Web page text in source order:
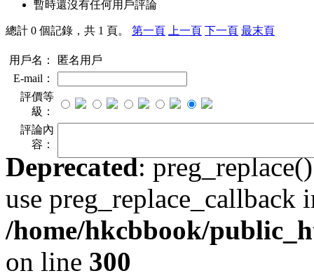
暫時還沒有任何用戶評論
總計 0 個記錄，共 1 頁。 第一頁 上一頁 下一頁 最末頁
用戶名：
匿名用戶
E-mail：
評價等
級：
評論內
容：
Deprecated:
use preg_replace_callback
/home/hkcbbook/
on line 300